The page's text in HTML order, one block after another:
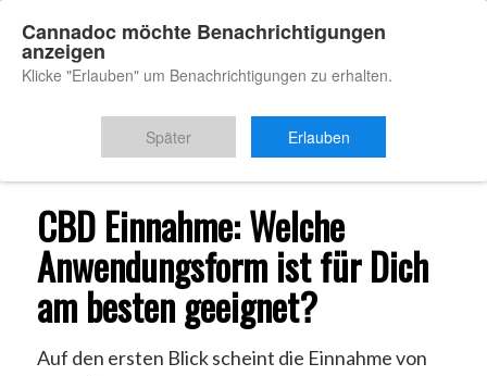
Du bist hier: Startseite / CBD Einnahme
CBD Einnahme: Welche
Anwendungsform ist für Dich
am besten geeignet?
Auf den ersten Blick scheint die Einnahme von
Cannadoc möchte Benachrichtigungen
anzeigen
Klicke "Erlauben" um Benachrichtigungen zu erhalten.
Später Erlauben